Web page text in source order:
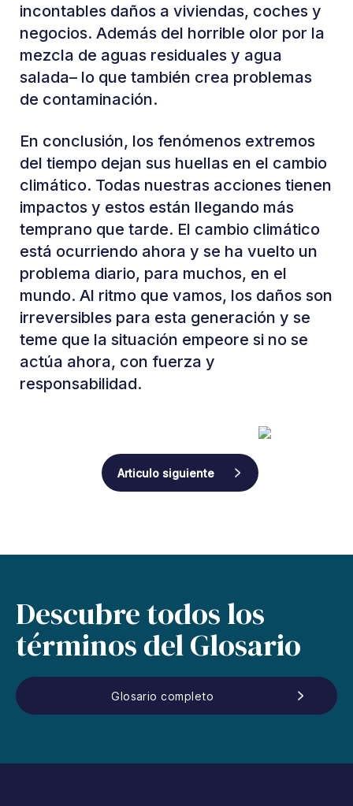
incontables daños a viviendas, coches y
negocios. Además del horrible olor por la
mezcla de aguas residuales y agua
salada– lo que también crea problemas
de contaminación.
En conclusión, los fenómenos extremos
del tiempo dejan sus huellas en el cambio
climático. Todas nuestras acciones tienen
impactos y estos están llegando más
temprano que tarde. El cambio climático
está ocurriendo ahora y se ha vuelto un
problema diario, para muchos, en el
mundo. Al ritmo que vamos, los daños son
irreversibles para esta generación y se
teme que la situación empeore si no se
actúa ahora, con fuerza y
responsabilidad.
Articulo siguiente
Descubre todos los
términos del Glosario
Glosario completo